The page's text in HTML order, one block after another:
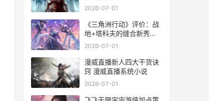
2026-07-01
《三角洲行动》评价：战
地+塔科夫的缝合新秀
《三角洲行动》客户端
2026-07-01
漫威直播新人四大干货诀
窍 漫威直播系统小说
2026-07-01